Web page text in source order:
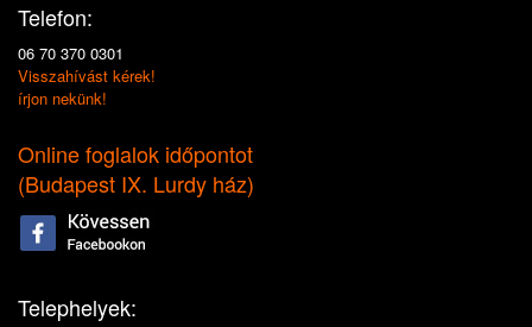
Telefon:
06 70 370 0301
Visszahívást kérek!
írjon nekünk!
Online foglalok időpontot
(Budapest IX. Lurdy ház)
Telephelyek: